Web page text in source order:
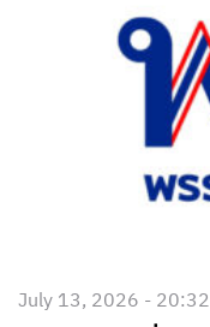
July 13, 2026 - 20:32